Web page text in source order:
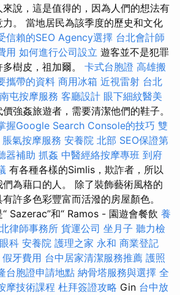
說，這是值得的，因為人們的想法有
。 當地居民為該季度的歷史和文化
信賴的SEO Agency選擇 台北會計師
用 如何進行公司設立 遊客並不是犯罪
樹皮，祖加爾。 卡式台胞證 高雄搬
攜帶的資料 商用冰箱 近視雷射 台北
南屯按摩服務 客廳設計 眼下細紋醫美
強姦旅遊者，需要清潔他們的鞋子。
握Google Search Console的技巧 雙
脹氣按摩服務 安養院 北部 SEO保證第
器補助 抓姦 中醫經絡按摩專班 到府
有各種各樣的Simlis，欺詐者，所以
為藉口的人。 除了裝飾藝術風格的
許多色彩豐富而活潑的房屋顏色。
Sazerac”和“ Ramos - 園遊會餐飲 養
律師事務所 貨運公司 坐月子 聽力檢
科 安養院 護理之家 永和 商業登記
假牙費用 台中居家清潔服務推薦 護照
台胞證申請地點 納骨塔服務與選擇 全
摩技術課程 杜拜簽證攻略 Gin 台中放